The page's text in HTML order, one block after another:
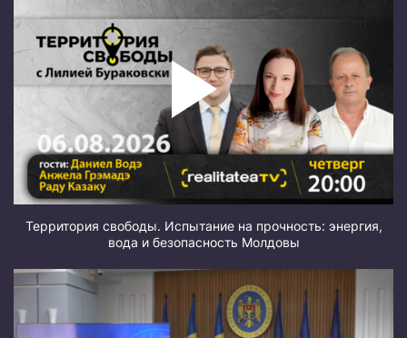
Территория свободы. Испытание на прочность: энергия,
вода и безопасность Молдовы